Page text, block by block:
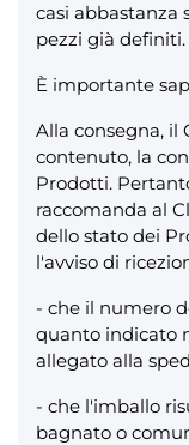
casi abbastanza
pezzi già definiti.
È importante
Alla consegna, il
contenuto, la
Prodotti.
raccomanda al
dello stato dei
l'avviso di
- che il numero
quanto indicato
allegato alla
- che l'imballo
bagnato o